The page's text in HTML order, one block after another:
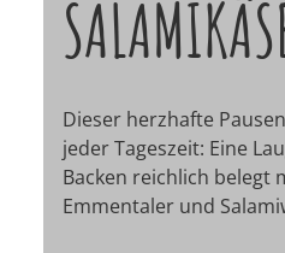
Dieser herzhafte
jeder Tageszeit: Eine
Backen reichlich belegt
Emmentaler und